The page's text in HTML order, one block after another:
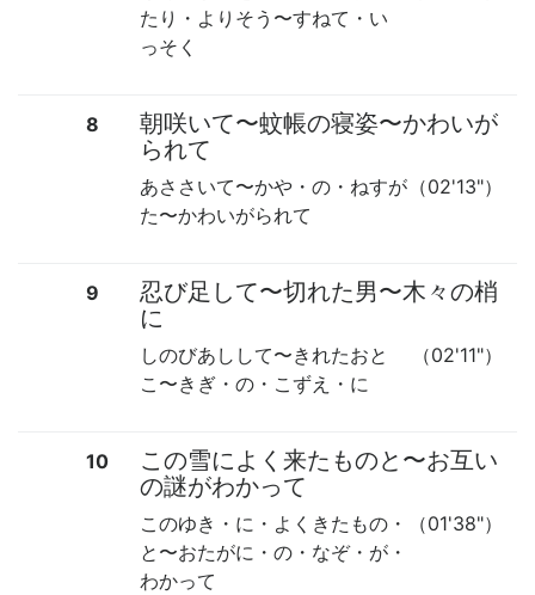
たり・よりそう 〜すねて・い
っそく
8 朝咲いて〜蚊帳の寝姿〜かわいが
られて
（02'13"）
あささいて〜かや・の・ねすが
た〜かわいがられて
9 忍び足して〜切れた男〜木々の梢
に
（02'11"）
しのびあしして〜きれたおと
こ 〜きぎ・の・こずえ・に
10 この雪によく来たものと 〜お互い
の謎がわかって
（01'38"）
このゆき・に・よくきたもの・
と 〜おたがに・の・なぞ・が・
わかって